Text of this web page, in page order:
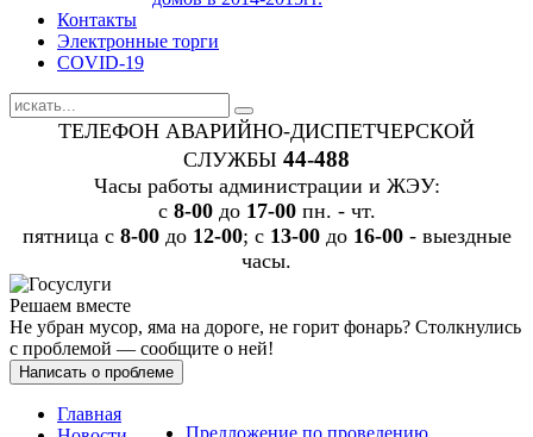
Контакты
Электронные торги
COVID-19
ТЕЛЕФОН АВАРИЙНО-ДИСПЕТЧЕРСКОЙ
СЛУЖБЫ 44-488
Часы работы администрации и ЖЭУ:
c 8-00до 17-00пн. - чт.
пятница с 8-00до 12-00; с 13-00до 16-00- выездные
часы.
Решаем вместе
Не убран мусор, яма на дороге, не горит фонарь? Столкнулись
с проблемой — сообщите о ней!
Написать о проблеме
Предложение по проведению
Главная